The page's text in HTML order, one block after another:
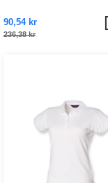
90,54 kr
236,38 kr